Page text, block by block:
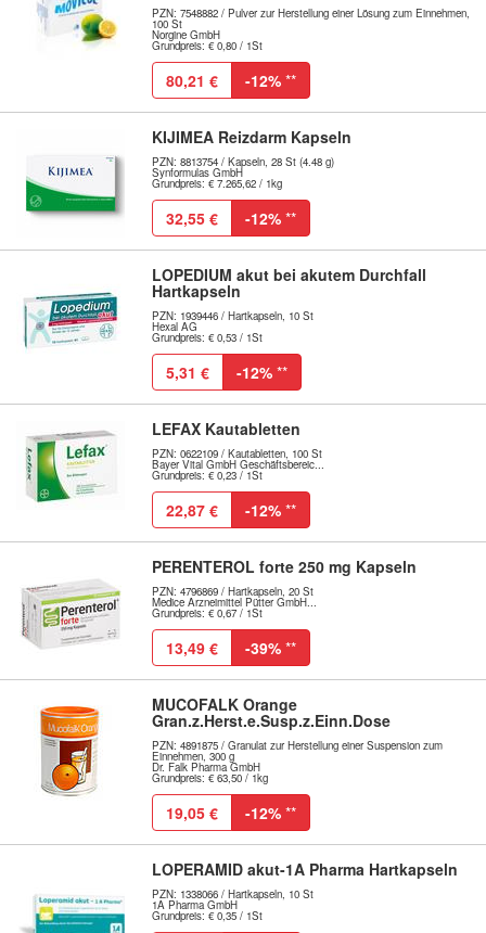
PZN: 7548882 / Pulver zur Herstellung einer Lösung zum Einnehmen,
100 St
Norgine GmbH
Grundpreis: € 0,80 / 1St
80,21 € -12% **
KIJIMEA Reizdarm Kapseln
PZN: 8813754 / Kapseln, 28 St (4.48 g)
Synformulas GmbH
Grundpreis: € 7.265,62 / 1kg
32,55 € -12% **
LOPEDIUM akut bei akutem Durchfall
Hartkapseln
PZN: 1939446 / Hartkapseln, 10 St
Hexal AG
Grundpreis: € 0,53 / 1St
5,31 € -12% **
LEFAX Kautabletten
PZN: 0622109 / Kautabletten, 100 St
Bayer Vital GmbH Geschäftsbereic...
Grundpreis: € 0,23 / 1St
22,87 € -12% **
PERENTEROL forte 250 mg Kapseln
PZN: 4796869 / Hartkapseln, 20 St
Medice Arzneimittel Pütter GmbH...
Grundpreis: € 0,67 / 1St
13,49 € -39% **
MUCOFALK Orange
Gran.z.Herst.e.Susp.z.Einn.Dose
PZN: 4891875 / Granulat zur Herstellung einer Suspension zum
Einnehmen, 300 g
Dr. Falk Pharma GmbH
Grundpreis: € 63,50 / 1kg
19,05 € -12% **
LOPERAMID akut-1A Pharma Hartkapseln
PZN: 1338066 / Hartkapseln, 10 St
1A Pharma GmbH
Grundpreis: € 0,35 / 1St